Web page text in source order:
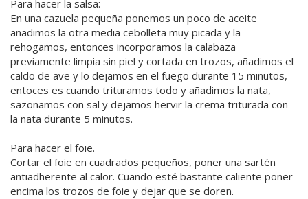
Para hacer la salsa:
En una cazuela pequeña ponemos un poco de aceite
añadimos la otra media cebolleta muy picada y la
rehogamos, entonces incorporamos la calabaza
previamente limpia sin piel y cortada en trozos, añadimos el
caldo de ave y lo dejamos en el fuego durante 15 minutos,
entoces es cuando trituramos todo y añadimos la nata,
sazonamos con sal y dejamos hervir la crema triturada con
la nata durante 5 minutos.
Para hacer el foie.
Cortar el foie en cuadrados pequeños, poner una sartén
antiadherente al calor. Cuando esté bastante caliente poner
encima los trozos de foie y dejar que se doren.